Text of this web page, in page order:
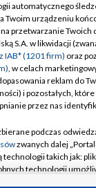
TVP
TVP
Cyfrowa
Regulamin
Polityka
Moje zgody
Pomoc
Kontakt
automatycznego
Twoim urządzeniu
przetwarzanie Twoich
S.A. w likwidacji
IAB* (1201 firm) oraz
, w celach
reklam do
i pozostałych,
przez nas
podczas
zwanych dalej
technologii takich jak:
technologii